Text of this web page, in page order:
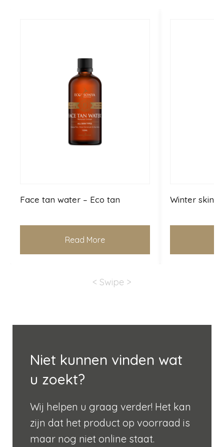
Face tan water – Eco tan
Read More
Winter skin –
< Swipe >
Niet kunnen vinden wat
u zoekt?
Wij helpen u graag verder! Het kan
zijn dat het product op voorraad is
maar nog niet online staat.